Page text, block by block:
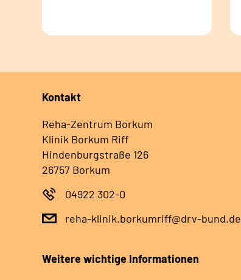
Kontakt
Reha-Zentrum Borkum
Klinik Borkum Riff
Hindenburgstraße 126
26757 Borkum
04922 302-0
reha-klinik.borkumriff@drv-bund.de
Weitere wichtige Informationen